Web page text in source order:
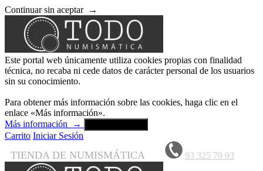
Continuar sin aceptar →
Este portal web únicamente utiliza cookies propias con finalidad
técnica, no recaba ni cede datos de carácter personal de los usuarios
sin su conocimiento.
Para obtener más información sobre las cookies, haga clic en el
enlace «Más información».
Más información
→
Carrito Iniciar Sesión
TIENDA DE NUMISMÁTICA 93 325 79 93